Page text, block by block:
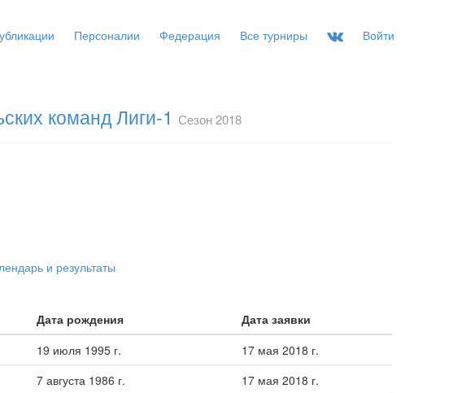
Персоналии Федерация Все турниры Войти
команд Лиги-1 Сезон 2018
и результаты
Дата рождения
Дата заявки
19 июля 1995 г.
17 мая 2018 г.
7 августа 1986 г.
17 мая 2018 г.